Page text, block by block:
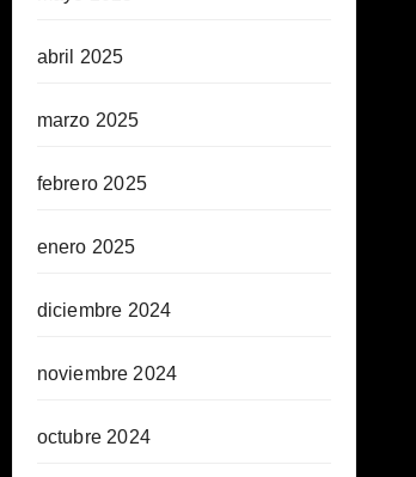
abril 2025
marzo 2025
febrero 2025
enero 2025
diciembre 2024
noviembre 2024
octubre 2024